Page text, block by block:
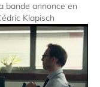
bande annonce en
Klapisch